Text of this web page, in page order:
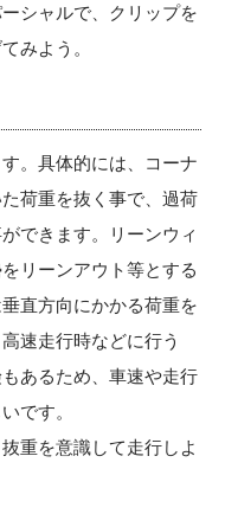
シャルで、クリップを
みよう。
。具体的には、コーナ
荷重を抜く事で、過荷
できます。リーンウィ
リーンアウト等とする
直方向にかかる荷重を
速走行時などに行う
あるため、車速や走行
です。
重を意識して走行しよ